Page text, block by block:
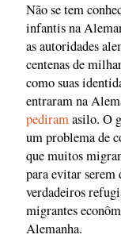
Não se tem
infantis na
as autoridades
centenas de
como suas
entraram na
pediramasilo. O
um problema de
que muitos
para evitar serem
verdadeiros
migrantes
Alemanha.